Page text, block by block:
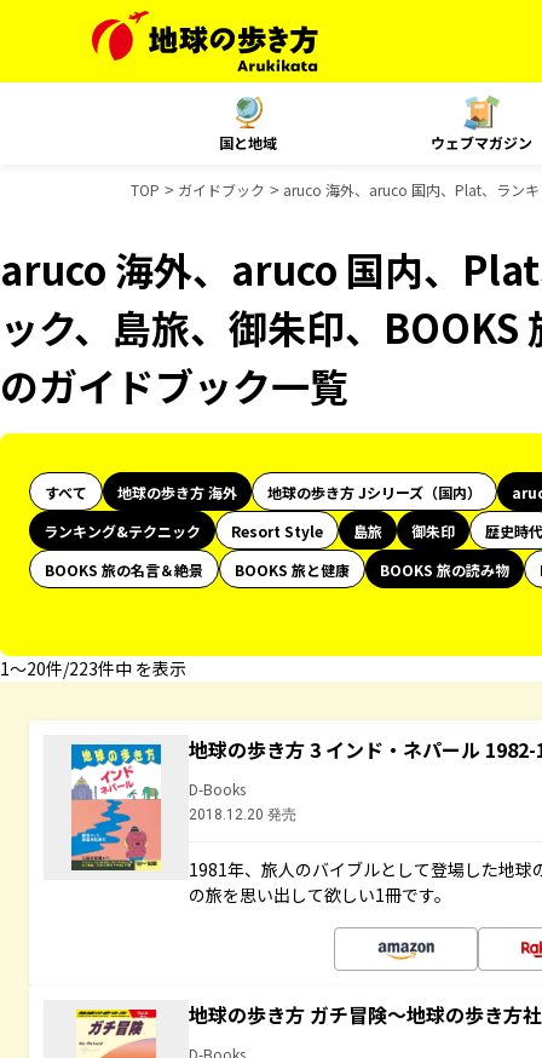
国と地域 ウェブマガジン
TOP ガイドブック aruco 海外、aruco 国内、Plat、ラン
aruco 海外、aruco 国内、
ック、島旅、御朱印、
のガイドブック一覧
すべて 地球の歩き方 海外 地球の歩き方 Jシリーズ（国内）
ランキング&テクニック
Resort Style 島旅 御朱印
歴史時代
BOOKS 旅の名言＆絶景
BOOKS 旅と健康 BOOKS 旅の読み物
1〜20件/223件中 を表示
地球の歩き方 3 インド・ネパール
D-Books
2018.12.20 発売
1981年、旅人のバイブルとして登場した地
の旅を思い出して欲しい1冊です。
地球の歩き方 ガチ冒険～地球の歩き方
D-Books